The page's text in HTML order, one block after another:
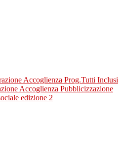
Accoglienza Prog.Tutti Inclusi
Accoglienza Pubblicizzazione
edizione 2